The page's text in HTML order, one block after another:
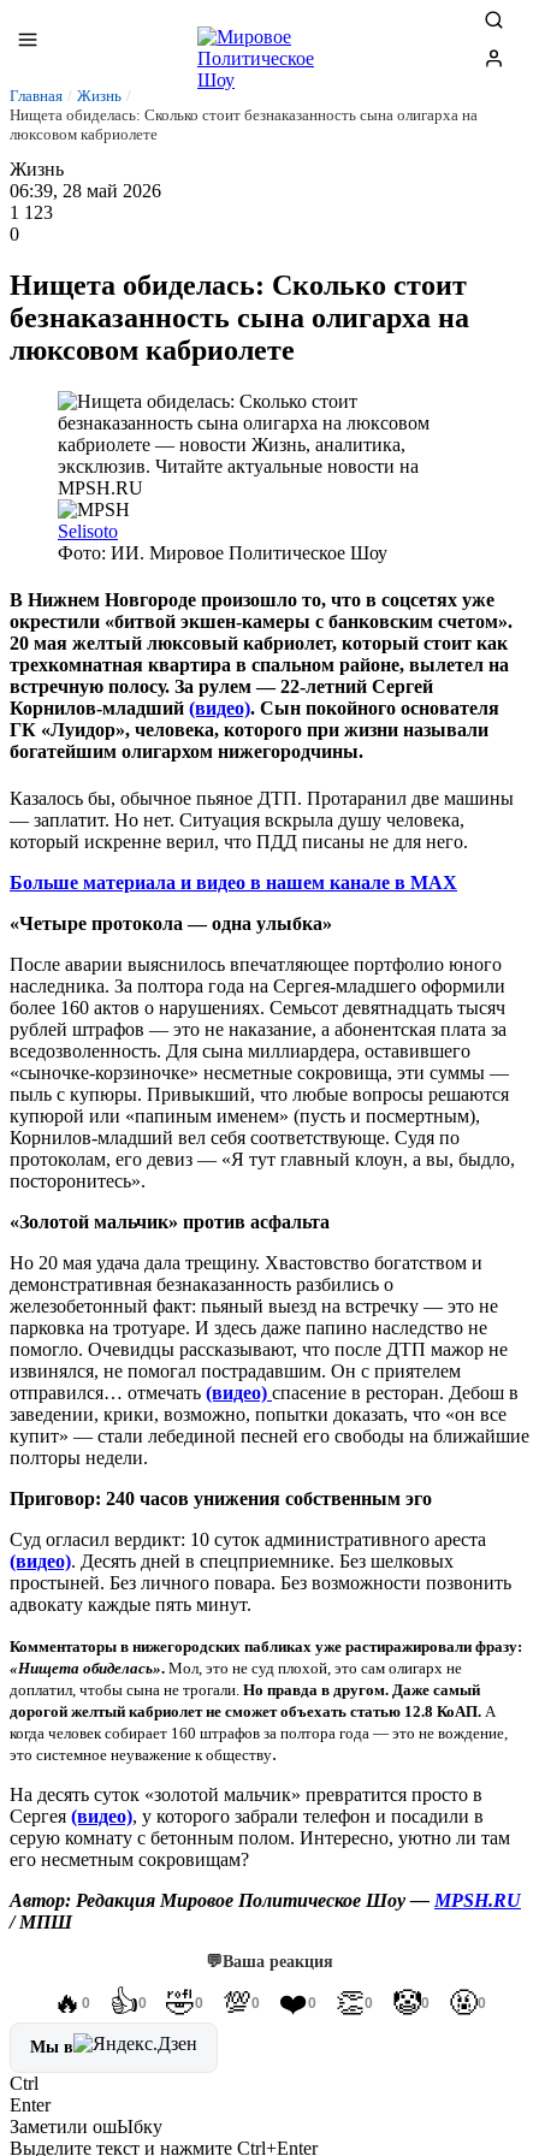
Главная / Жизнь /
Нищета обиделась: Сколько стоит безнаказанность сына олигарха на
люксовом кабриолете
Жизнь
06:39, 28 май 2026
1 123
0
Нищета обиделась: Сколько стоит
безнаказанность сына олигарха на
люксовом кабриолете
Selisoto
Фото: ИИ. Мировое Политическое Шоу
В Нижнем Новгороде произошло то, что в соцсетях уже
окрестили «битвой экшен-камеры с банковским счетом».
20 мая желтый люксовый кабриолет, который стоит как
трехкомнатная квартира в спальном районе, вылетел на
встречную полосу. За рулем — 22-летний Сергей
Корнилов-младший (видео). Сын покойного основателя
ГК «Луидор», человека, которого при жизни называли
богатейшим олигархом нижегородчины.
Казалось бы, обычное пьяное ДТП. Протаранил две машины
— заплатит. Но нет. Ситуация вскрыла душу человека,
который искренне верил, что ПДД писаны не для него.
Больше материала и видео в нашем канале в MAX
«Четыре протокола — одна улыбка»
После аварии выяснилось впечатляющее портфолио юного
наследника. За полтора года на Сергея-младшего оформили
более 160 актов о нарушениях. Семьсот девятнадцать тысяч
рублей штрафов — это не наказание, а абонентская плата за
вседозволенность. Для сына миллиардера, оставившего
«сыночке-корзиночке» несметные сокровища, эти суммы —
пыль с купюры. Привыкший, что любые вопросы решаются
купюрой или «папиным именем» (пусть и посмертным),
Корнилов-младший вел себя соответствующе. Судя по
протоколам, его девиз — «Я тут главный клоун, а вы, быдло,
посторонитесь».
«Золотой мальчик» против асфальта
Но 20 мая удача дала трещину. Хвастовство богатством и
демонстративная безнаказанность разбились о
железобетонный факт: пьяный выезд на встречку — это не
парковка на тротуаре. И здесь даже папино наследство не
помогло. Очевидцы рассказывают, что после ДТП мажор не
извинялся, не помогал пострадавшим. Он с приятелем
отправился… отмечать (видео) спасение в ресторан. Дебош в
заведении, крики, возможно, попытки доказать, что «он все
купит» — стали лебединой песней его свободы на ближайшие
полторы недели.
Приговор: 240 часов унижения собственным эго
Суд огласил вердикт: 10 суток административного ареста
(видео). Десять дней в спецприемнике. Без шелковых
простыней. Без личного повара. Без возможности позвонить
адвокату каждые пять минут.
Комментаторы в нижегородских пабликах уже растиражировали фразу:
«Нищета обиделась». Мол, это не суд плохой, это сам олигарх не
доплатил, чтобы сына не трогали. Но правда в другом. Даже самый
дорогой желтый кабриолет не сможет объехать статью 12.8 КоАП. А
когда человек собирает 160 штрафов за полтора года — это не вождение,
это системное неуважение к обществу.
На десять суток «золотой мальчик» превратится просто в
Сергея (видео), у которого забрали телефон и посадили в
серую комнату с бетонным полом. Интересно, уютно ли там
его несметным сокровищам?
Автор: Редакция Мировое Политическое Шоу — MPSH.RU
/ МПШ
💬Ваша реакция
🔥 0 👍0 🤣0 💯0 ❤️0 👏0 🤡0 🤬0
Мы в
Ctrl
Enter
Заметили ошЫбку
Выделите текст и нажмите Ctrl+Enter